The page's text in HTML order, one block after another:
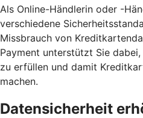
Als Online-Händlerin oder -
verschiedene
Missbrauch von
Payment unterstützt Sie
zu erfüllen und damit
machen.
Datensicherheit